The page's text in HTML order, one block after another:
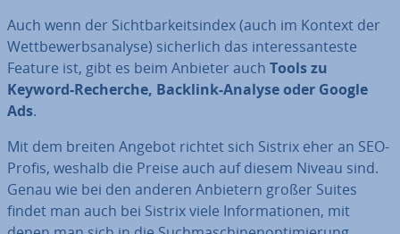
Auch wenn der Sicht­bar­keits­in­dex (auch im Kontext der
Wett­be­werbs­ana­ly­se) si­cher­lich das in­ter­es­san­tes­te
Feature ist, gibt es beim Anbieter auch Tools zu
Keyword-Recherche, Backlink-Analyse oder Google
Ads.
Mit dem breiten Angebot richtet sich Sistrix eher an SEO-
Profis, weshalb die Preise auch auf diesem Niveau sind.
Genau wie bei den anderen Anbietern großer Suites
findet man auch bei Sistrix viele In­for­ma­tio­nen, mit